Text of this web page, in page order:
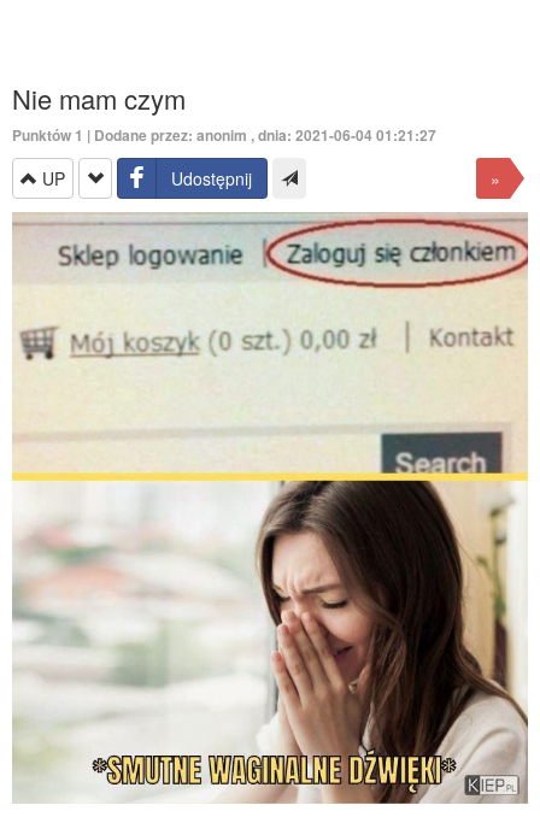
Nie mam czym
Punktów 1 | Dodane przez: anonim , dnia: 2021-06-04 01:21:27
UP Udostępnij »